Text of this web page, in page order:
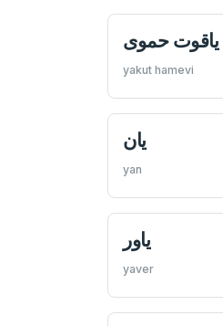
ياقوت حموی
yakut hamevi
يان
yan
ياور
yaver